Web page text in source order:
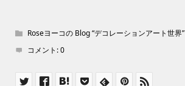
Roseヨーコの Blog “デコレーションアート世界”
コメント:0